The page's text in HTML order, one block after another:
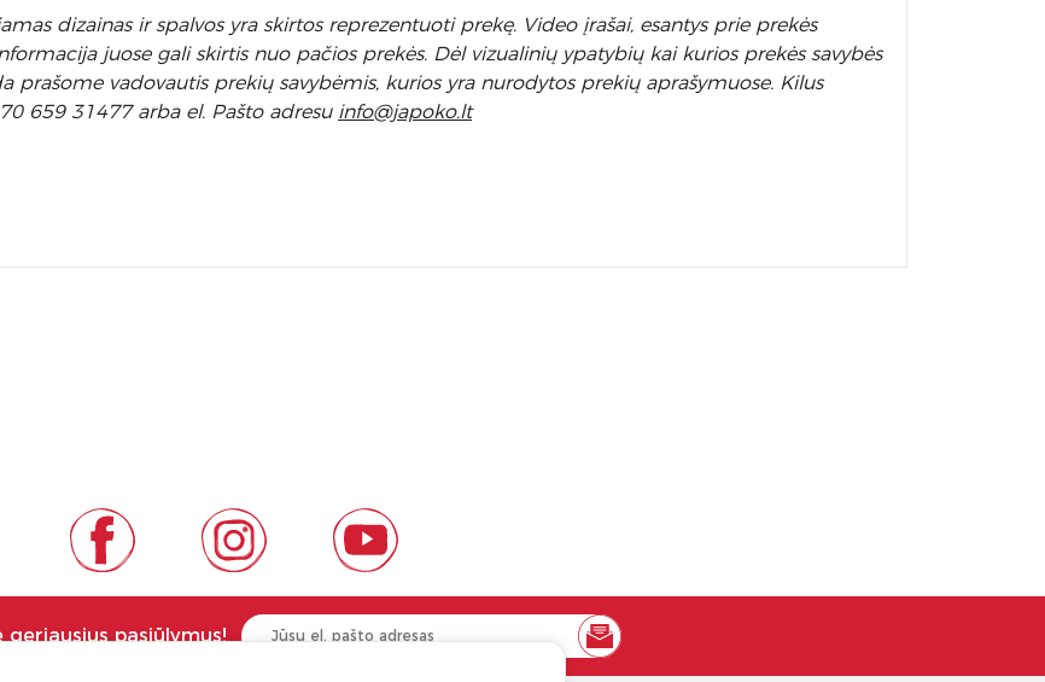
dizainas ir spalvos yra skirtos reprezentuoti prekę. Video įrašai, esantys prie prekės
juose gali skirtis nuo pačios prekės. Dėl vizualinių ypatybių kai kurios prekės savybės
prašome vadovautis prekių savybėmis, kurios yra nurodytos prekių aprašymuose. Kilus
659 31477 arba el. Pašto adresu info@japoko.lt
pasiūlymus!